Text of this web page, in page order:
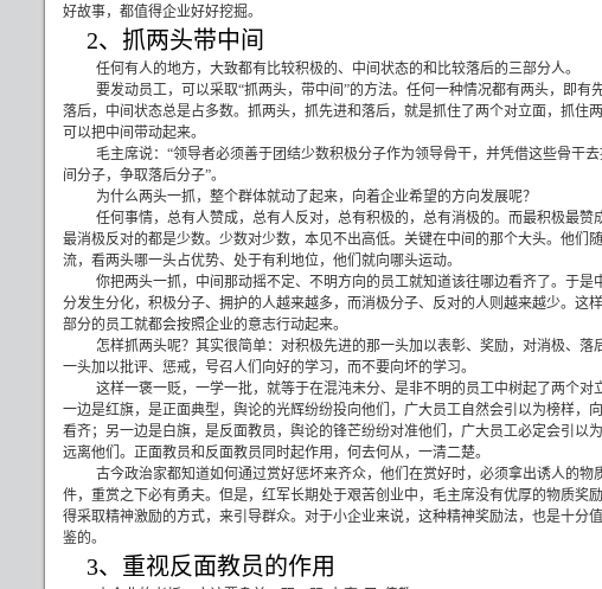
好故事，都值得企业好好挖掘。
2、抓两头带中间
任何有人的地方，大致都有比较积极的、中间状态的和比较落后的三部分人。
要发动员工，可以采取“抓两头，带中间”的方法。任何一种情况都有两头，即有
落后，中间状态总是占多数。抓两头，抓先进和落后，就是抓住了两个对立面，抓住
可以把中间带动起来。
毛主席说：“领导者必须善于团结少数积极分子作为领导骨干，并凭借这些骨干去
间分子，争取落后分子”。
为什么两头一抓，整个群体就动了起来，向着企业希望的方向发展呢？
任何事情，总有人赞成，总有人反对，总有积极的，总有消极的。而最积极最赞
最消极反对的都是少数。少数对少数，本见不出高低。关键在中间的那个大头。他们
流，看两头哪一头占优势、处于有利地位，他们就向哪头运动。
你把两头一抓，中间那动摇不定、不明方向的员工就知道该往哪边看齐了。于是
分发生分化，积极分子、拥护的人越来越多，而消极分子、反对的人则越来越少。这
部分的员工就都会按照企业的意志行动起来。
怎样抓两头呢？其实很简单：对积极先进的那一头加以表彰、奖励，对消极、落
一头加以批评、惩戒，号召人们向好的学习，而不要向坏的学习。
这样一褒一贬，一学一批，就等于在混沌未分、是非不明的员工中树起了两个对
一边是红旗，是正面典型，舆论的光辉纷纷投向他们，广大员工自然会引以为榜样，向
看齐；另一边是白旗，是反面教员，舆论的锋芒纷纷对准他们，广大员工必定会引以为
远离他们。正面教员和反面教员同时起作用，何去何从，一清二楚。
古今政治家都知道如何通过赏好惩坏来齐众，他们在赏好时，必须拿出诱人的物
件，重赏之下必有勇夫。但是，红军长期处于艰苦创业中，毛主席没有优厚的物质奖
得采取精神激励的方式，来引导群众。对于小企业来说，这种精神奖励法，也是十分
鉴的。
3、重视反面教员的作用